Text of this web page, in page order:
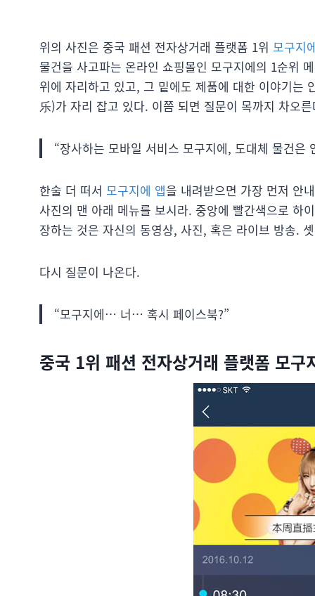
위의 사진은 중국 패션 전자상거래 플랫폼 1위 모구지
물건을 사고파는 온라인 쇼핑몰인 모구지에의 1순위
위에 자리하고 있고, 그 밑에도 제품에 대한 이야기는
乐)가 자리 잡고 있다. 이쯤 되면 질문이 목까지 차오
“장사하는 모바일 서비스 모구지에, 도대체 물건은
한술 더 떠서 모구지에 앱을 내려받으면 가장 먼저 안
사진의 맨 아래 메뉴를 보시라. 중앙에 빨간색으로 하
장하는 것은 자신의 동영상, 사진, 혹은 라이브 방송.
다시 질문이 나온다.
“모구지에… 너… 혹시 페이스북?”
중국 1위 패션 전자상거래 플랫폼 모